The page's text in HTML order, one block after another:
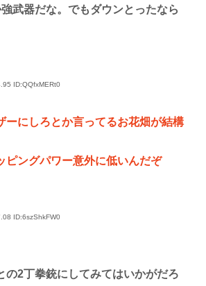
武器だな。でもダウンとったなら
ID:QQfxMERt0
ーにしろとか言ってるお花畑が結構
ピングパワー意外に低いんだぞ
ID:6szShkFW0
の2丁拳銃にしてみてはいかがだろ